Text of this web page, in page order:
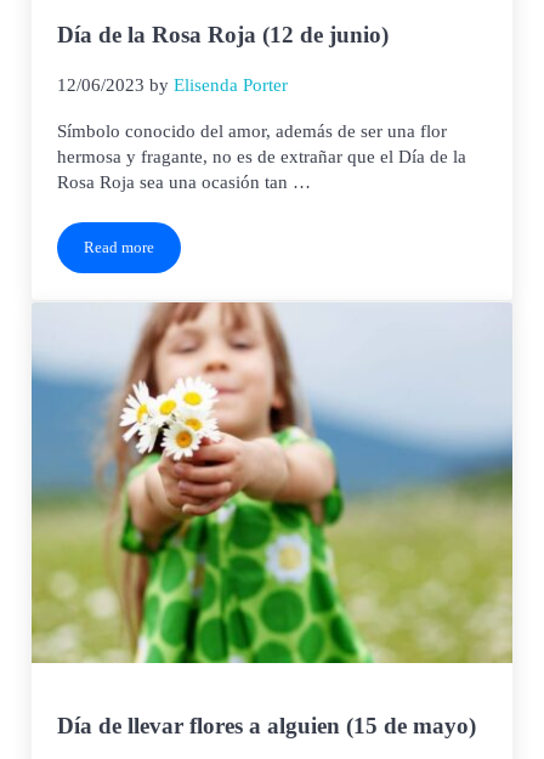
Día de la Rosa Roja (12 de junio)
12/06/2023 byElisenda Porter
Símbolo conocido del amor, además de ser una flor
hermosa y fragante, no es de extrañar que el Día de la
Rosa Roja sea una ocasión tan …
Read moreDía de la Rosa Roja (12 de junio)
Día de llevar flores a alguien (15 de mayo)